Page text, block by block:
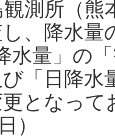
測所（熊
、降水
水量」の
「日降
となっ
）